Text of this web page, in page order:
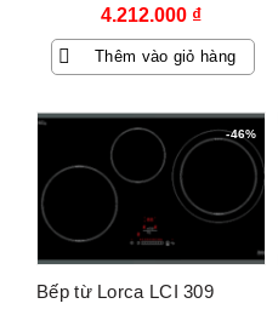
4.212.000 ₫
Thêm vào giỏ hàng
-46%
Bếp từ Lorca LCI 309